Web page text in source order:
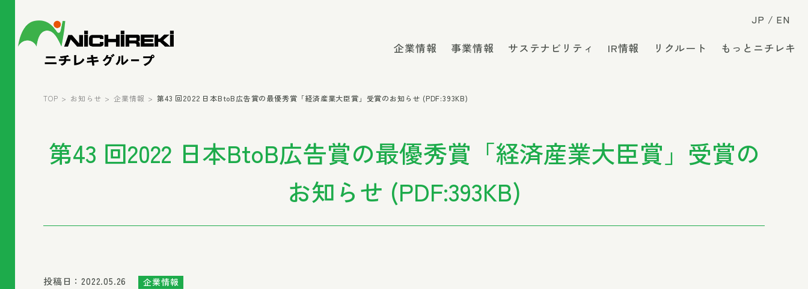
JP EN
企業情報 事業情報 サステナビリティ IR情報 リクルート もっとニチレキ
TOP お知らせ 企業情報 第43 回2022 日本BtoB広告賞の最優秀賞「経済産業大臣賞」受賞のお知らせ (PDF:393KB)
第43 回2022 日本BtoB広告賞の最優秀賞「経済産業大臣賞」受賞の
お知らせ (PDF:393KB)
投稿日：2022.05.26 企業情報